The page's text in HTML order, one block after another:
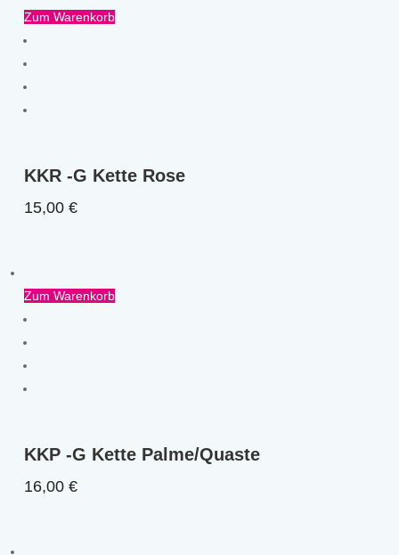
Zum Warenkorb
KKR -G Kette Rose
15,00€
Zum Warenkorb
KKP -G Kette Palme/Quaste
16,00€